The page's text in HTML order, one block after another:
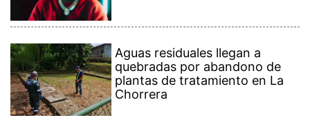
Aguas residuales llegan a
quebradas por abandono de
plantas de tratamiento en La
Chorrera